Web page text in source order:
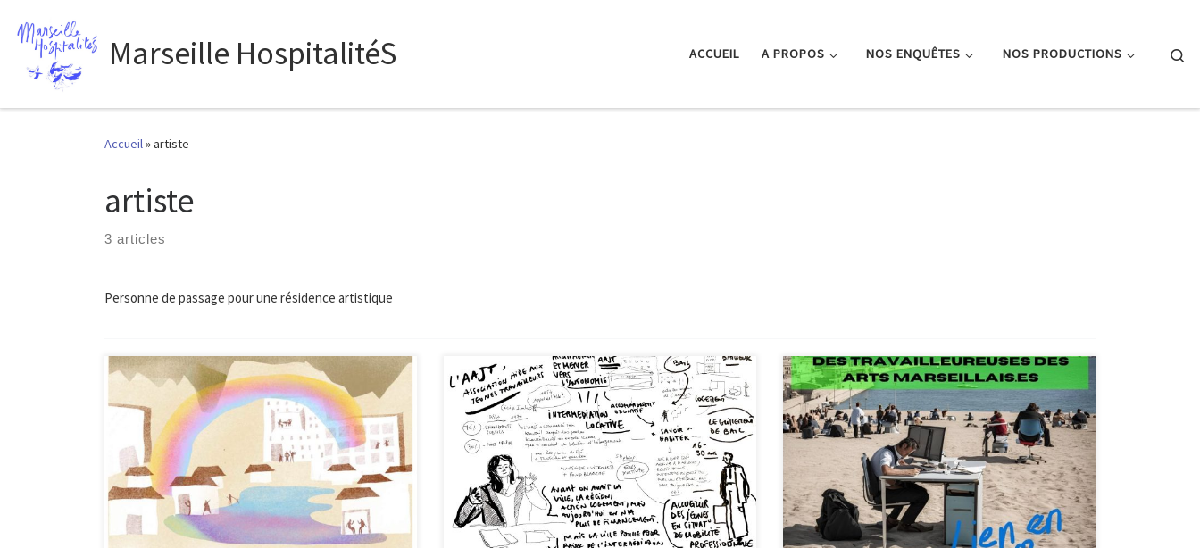
Passer au contenu
Marseille HospitalitéS ACCUEIL A PROPOS NOS ENQUÊTES NOS PRODUCTIONS
Accueil»artiste
artiste
3 articles
Personne de passage pour une résidence artistique
Qui est de passage à Marseille ? Les touristes sont-ils
majoritaires ? Qui sont les personnes de passage
moins visibles ? Et dans le passé, était-ce différent ?
Vous pouvez tester vos connaissances en 10 questions
sur les personnes de passage à Marseille et sur la
situation à Marseille hier […]
Le 22 avril le collectif Marseille HospitalitéS s’est
retrouvé dans les locaux de l’Association d’Aide aux
Jeunes Travailleurs AAJT à deux pas de la gare Saint-
Charles. Cette quatrième visite croisée a permis de
découvrir et d’échanger sur les conditions d’accueil
des personnes qui viennent travailler à Marseille :
contrats courts, apprenti·es, […]
« Il y a eut à Marseille, un art visuel à la fois local et
d’envergure qui n’a pas de comparable en France »
(Girel, 2000) Tout commence par un récit d’hospitalité
de Christine Breton, conservatrice du patrimoine à la
Ville de Marseille de 1988 à 2013. Une nuit aux ateliers
de […]